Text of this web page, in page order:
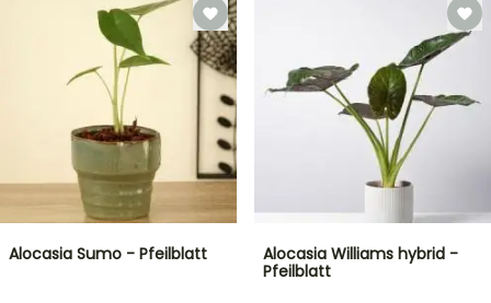
Alocasia Sumo - Pfeilblatt
Alocasia Williams hybrid -
Pfeilblatt